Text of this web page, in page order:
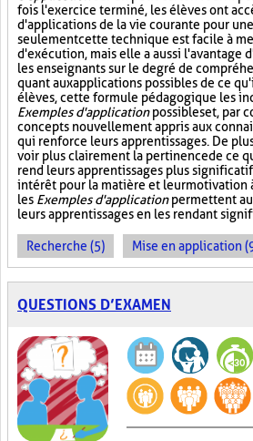
fois l'exercice terminé, les élèves ont
d'applications de la vie courante pour
seulement cette technique est facile à
d'exécution, mais elle a aussi l'avantage
les enseignants sur le degré de
quant aux applications possibles de ce
élèves, cette formule pédagogique les
Exemples d'applicationpossibles et, par
concepts nouvellement appris aux
qui renforce leurs apprentissages. De
voir plus clairement la pertinence de ce
rend leurs apprentissages plus
intérêt pour la matière et leur motivation
les Exemples d'applicationpermettent
leurs apprentissages en les rendant
Recherche (5) Mise en application
QUESTIONS D’EXAMEN